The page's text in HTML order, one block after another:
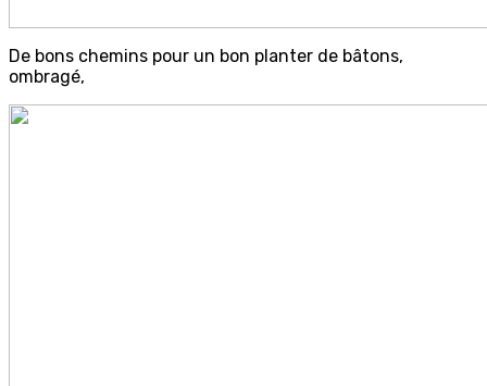
De bons chemins pour un bon planter de bâtons,
ombragé,